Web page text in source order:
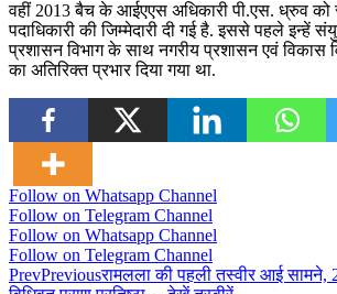
वहीं 2013 बैच के आईएएस अधिकारी पी.एस. ध्रुव को
पदाधिकारी की जिम्मेदारी दी गई है. इससे पहले इन्हें
प्रशासन विभाग के साथ नगरीय प्रशासन एवं विकास
का अतिरिक्त प्रभार दिया गया था.
Follow on Whatsapp Channel
Follow on Telegram Channel
Follow on Whatsapp Channel
Follow on Telegram Channel
PrevPreviousरामलला की पहली तस्वीर आई सामने,